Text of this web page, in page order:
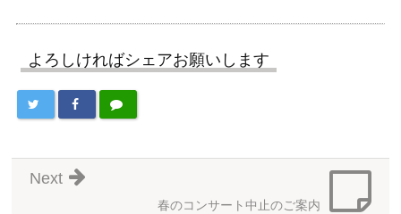
よろしければシェアお願いします
春のコンサート中止のご案内
Next